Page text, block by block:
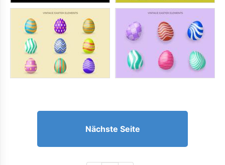
Nächste Seite